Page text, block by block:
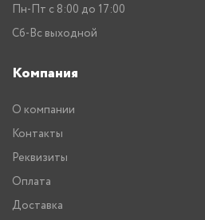
Пн-Пт с 8:00 до 17:00
Сб-Вс выходной
Компания
О компании
Контакты
Реквизиты
Оплата
Доставка